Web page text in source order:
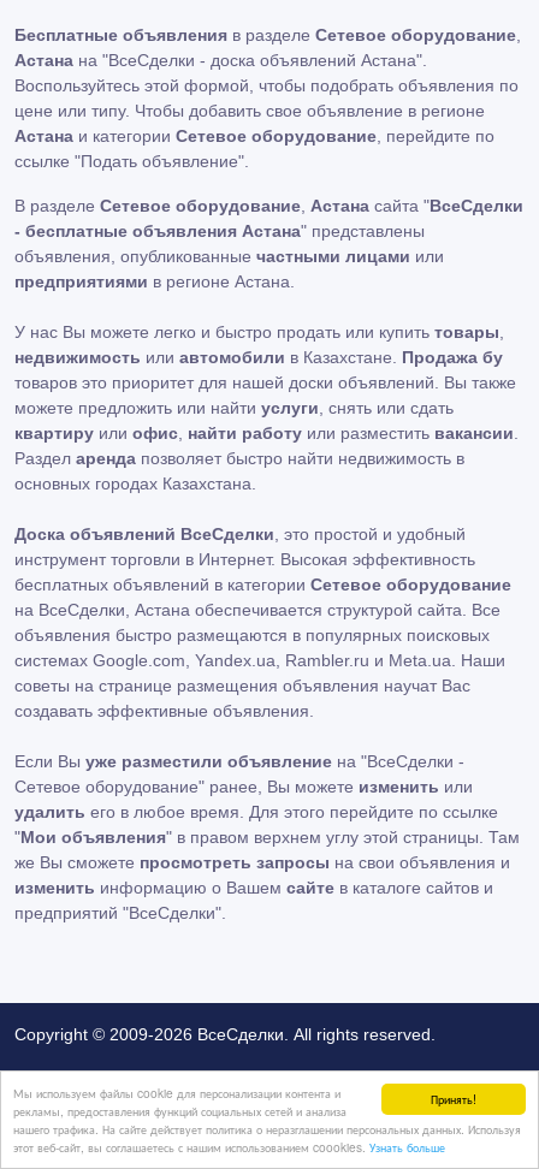
Принять!
Мы используем файлы cookie для персонализации контента и
рекламы, предоставления функций социальных сетей и анализа
нашего трафика. На сайте действует политика о неразглашении персональных данных. Используя
этот веб-сайт, вы соглашаетесь с нашим использованием coookies. Узнать больше
Бесплатные объявления в разделе Сетевое оборудование
Астана на "ВсеСделки - доска объявлений Астана".
Воспользуйтесь этой формой, чтобы подобрать объявления по
цене или типу. Чтобы добавить свое объявление в регионе
Астана и категории Сетевое оборудование , перейдите по
ссылке "Подать объявление"
В разделе Сетевое оборудование Астана сайта "ВсеСделки
- бесплатные объявления Астана" представлены
объявления, опубликованные частными лицами или
предприятиями в регионе Астана.
У нас Вы можете легко и быстро продать или купить товары
недвижимость или автомобили в Казахстане. Продажа бу
товаров это приоритет для нашей доски объявлений. Вы также
можете предложить или найти услуги , снять или сдать
квартиру или офис найти работу или разместить вакансии
Раздел аренда позволяет быстро найти недвижимость в
основных городах Казахстана.
Доска объявлений ВсеСделки , это простой и удобный
инструмент торговли в Интернет. Высокая эффективность
бесплатных объявлений в категории Сетевое оборудование
на ВсеСделки, Астана обеспечивается структурой сайта. Все
объявления быстро размещаются в популярных поисковых
системах Google.com, Yandex.ua, Rambler.ru и Meta.ua. Наши
советы на странице размещения объявления научат Вас
создавать эффективные объявления.
Если Вы уже разместили объявление на "ВсеСделки -
Сетевое оборудование" ранее, Вы можете изменить или
удалить его в любое время. Для этого перейдите по ссылке
"Мои объявления" в правом верхнем углу этой страницы. Там
же Вы сможете просмотреть запросы на свои объявления и
изменить информацию о Вашем сайте в каталоге сайтов и
предприятий "ВсеСделки".
Copyright © 2009-2026 ВсеСделки. All rights reserved.
Администрация сайта ВсеСделки не несет ответственность за
содержание размещенных объявлений.
Мы ценим конфиденциальность наших пользователей. Мы не
передаем и не продаем личную информацию